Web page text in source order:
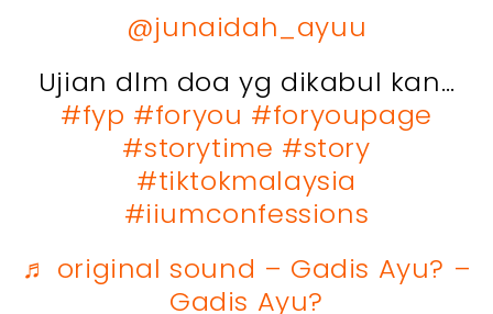
@junaidah_ayuu
Ujian dlm doa yg dikabul kan…
#fyp #foryou #foryoupage
#storytime #story
#tiktokmalaysia
#iiumconfessions
♬ original sound – Gadis Ayu? –
Gadis Ayu?